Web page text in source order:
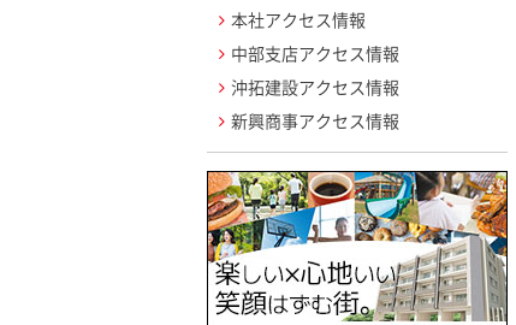
本社アクセス情報
中部支店アクセス情報
沖拓建設アクセス情報
新興商事アクセス情報